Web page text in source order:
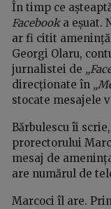
În timp ce
Facebook a eșuat.
ar fi citit
Georgi Olaru,
jurnalistei de
direcționate în
stocate mesajele
Bărbulescu îi
prorectorului
mesaj de
are numărul de
Marcoci îl are.